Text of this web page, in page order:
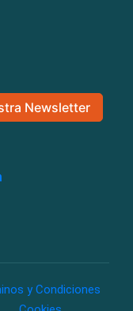
Newsletter
y Condiciones